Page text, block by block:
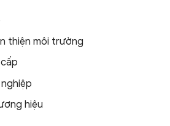
thiện môi trường
hiệu